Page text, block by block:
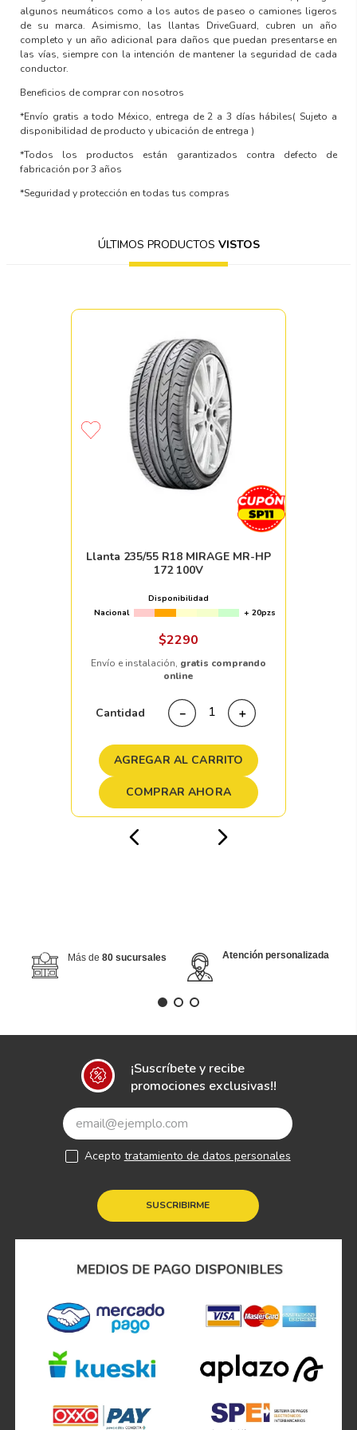
algunos neumáticos como a los autos de paseo o camiones ligeros
de su marca. Asimismo, las llantas DriveGuard, cubren un año
completo y un año adicional para daños que puedan presentarse en
las vías, siempre con la intención de mantener la seguridad de cada
conductor.
Beneficios de comprar con nosotros
*Envío gratis a todo México, entrega de 2 a 3 días hábiles( Sujeto a
disponibilidad de producto y ubicación de entrega )
*Todos los productos están garantizados contra defecto de
fabricación por 3 años
*Seguridad y protección en todas tus compras
ÚLTIMOS PRODUCTOS VISTOS
Llanta 235/55 R18 MIRAGE MR-HP
172 100V
Disponibilidad
Nacional
+ 20pzs
$2290
Envío e instalación, gratis comprando
online
Cantidad ＋
－
AGREGAR AL CARRITO
COMPRAR AHORA
Más de 80 sucursales Atención personalizada
¡Suscríbete y recibe
promociones exclusivas!!
SUSCRIBIRME
Acepto tratamiento de datos personales